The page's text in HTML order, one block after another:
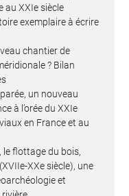
au XXIe siècle
exemplaire à écrire
chantier de
? Bilan
un nouveau
à l’orée du XXIe
en France et au
le flottage du bois,
XXe siècle), une
et